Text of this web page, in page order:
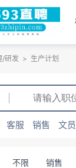
/研发 > 生产计划
客服 销售 文员
不限 销售